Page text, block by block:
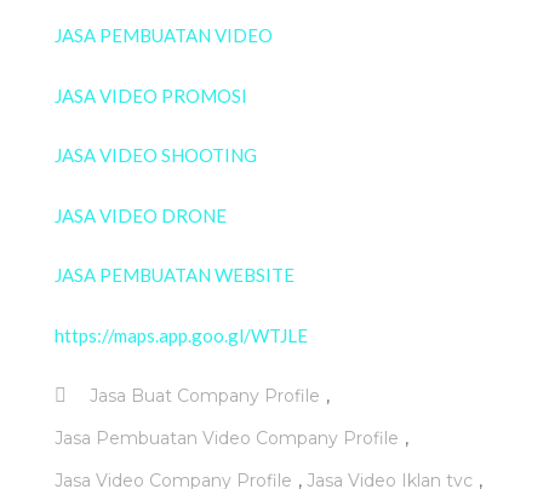
JASA PEMBUATAN VIDEO
JASA VIDEO PROMOSI
JASA VIDEO SHOOTING
JASA VIDEO DRONE
JASA PEMBUATAN WEBSITE
https://maps.app.goo.gl/WTJLE
Jasa Buat Company Profile ,
Jasa Pembuatan Video Company Profile ,
Jasa Video Company Profile , Jasa Video Iklan tvc ,